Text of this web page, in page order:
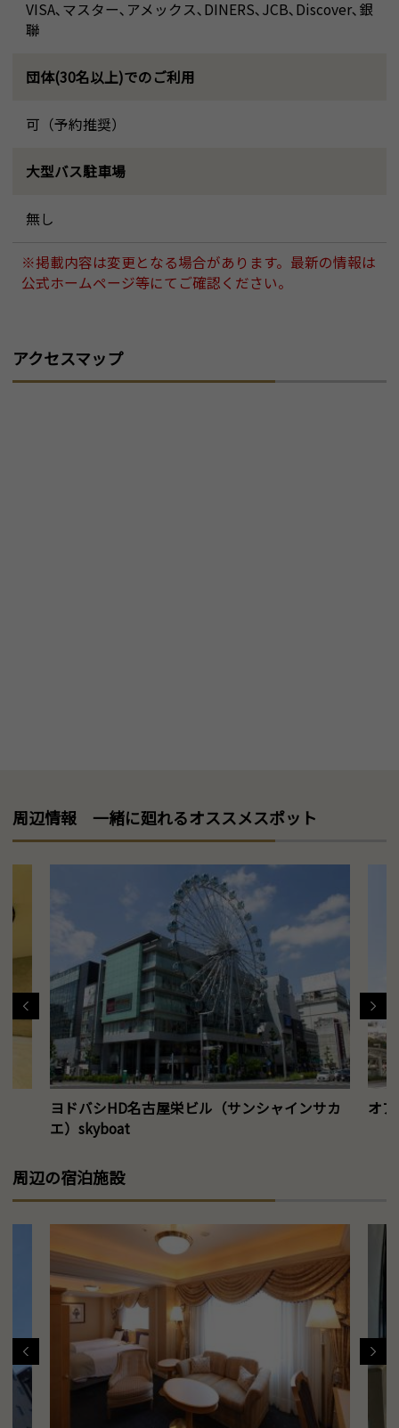
VISA､マスター､アメックス､DINERS､JCB､Discover､銀
聯
団体(30名以上)でのご利用
可（予約推奨）
大型バス駐車場
無し
※掲載内容は変更となる場合があります。最新の情報は
公式ホームページ等にてご確認ください。
アクセスマップ
周辺情報 一緒に廻れるオススメスポット
ヨドバシHD名古屋栄ビル（サンシャインサカ
エ）skyboat
オ
周辺の宿泊施設